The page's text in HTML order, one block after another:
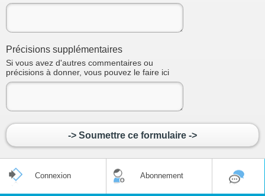
Précisions supplémentaires
Si vous avez d'autres commentaires ou
précisions à donner, vous pouvez le faire ici
-> Soumettre ce formulaire ->
Connexion Abonnement